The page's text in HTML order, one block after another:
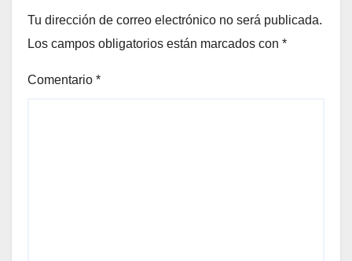
Tu dirección de correo electrónico no será publicada.
Los campos obligatorios están marcados con *
Comentario *